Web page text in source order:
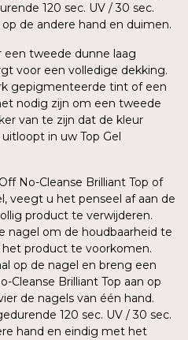
120 sec. UV / 30 sec.
de andere hand en duimen.
tweede dunne laag
voor een volledige dekking.
gepigmenteerde tint of een
nodig zijn om een tweede
van te zijn dat de kleur
in uw Top Gel
No-Cleanse Brilliant Top of
veegt u het penseel af aan de
product te verwijderen.
nagel om de houdbaarheid te
product te voorkomen.
op de nagel en breng een
Cleanse Brilliant Top aan op
de nagels van één hand.
120 sec. UV / 30 sec.
hand en eindig met het